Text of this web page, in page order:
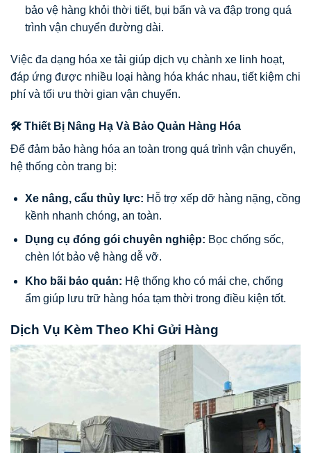
bảo vệ hàng khỏi thời tiết, bụi bẩn và va đập trong quá
trình vận chuyển đường dài.
Việc đa dạng hóa xe tải giúp dịch vụ chành xe linh hoạt,
đáp ứng được nhiều loại hàng hóa khác nhau, tiết kiệm chi
phí và tối ưu thời gian vận chuyển.
🛠️ Thiết Bị Nâng Hạ Và Bảo Quản Hàng Hóa
Để đảm bảo hàng hóa an toàn trong quá trình vận chuyển,
hệ thống còn trang bị:
Xe nâng, cẩu thủy lực: Hỗ trợ xếp dỡ hàng nặng, cồng
kềnh nhanh chóng, an toàn.
Dụng cụ đóng gói chuyên nghiệp: Bọc chống sốc,
chèn lót bảo vệ hàng dễ vỡ.
Kho bãi bảo quản: Hệ thống kho có mái che, chống
ẩm giúp lưu trữ hàng hóa tạm thời trong điều kiện tốt.
Dịch Vụ Kèm Theo Khi Gửi Hàng